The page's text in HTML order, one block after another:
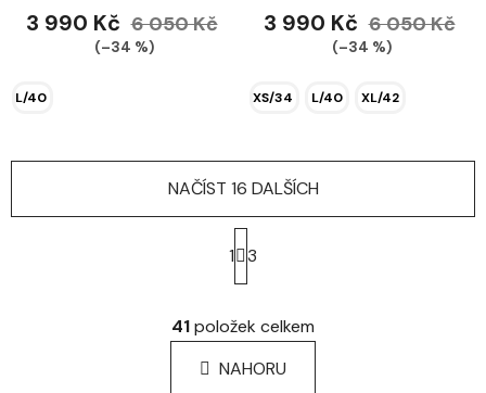
3 990 Kč 6 050 Kč
(–34 %)
L/40
3 990 Kč 6 050 Kč
(–34 %)
XS/34 L/40 XL/42
O
v
l
á
NAČÍST 16 DALŠÍCH
S
t
r
á
k
o
v
1 3
41položek celkem
NAHORU